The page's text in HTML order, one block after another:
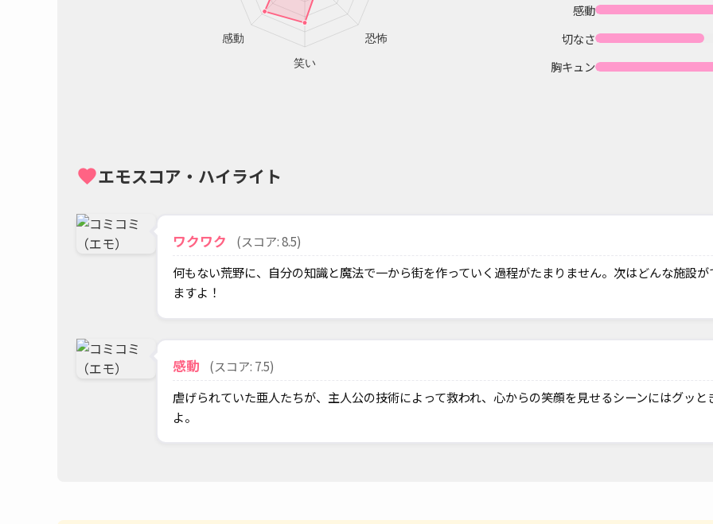
感動
切なさ
胸キュン
favoriteエモスコア・ハイライト
ワクワク
(スコア: 8.5)
何もない荒野に、自分の知識と魔法で一から街を作っていく過程がたまりません。次はどんな施設
ますよ！
感動
(スコア: 7.5)
虐げられていた亜人たちが、主人公の技術によって救われ、心からの笑顔を見せるシーンにはグッ
よ。